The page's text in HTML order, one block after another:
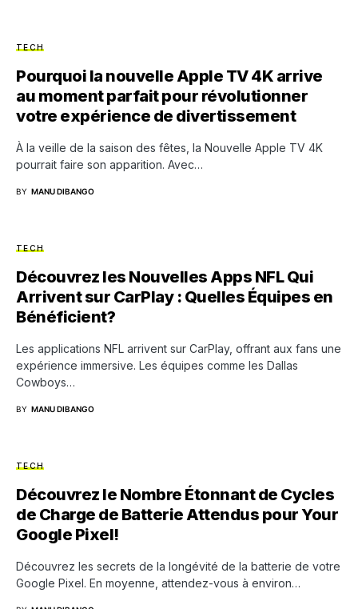
TECH
Pourquoi la nouvelle Apple TV 4K arrive
au moment parfait pour révolutionner
votre expérience de divertissement
À la veille de la saison des fêtes, la Nouvelle Apple TV 4K
pourrait faire son apparition. Avec…
BY MANU DIBANGO
TECH
Découvrez les Nouvelles Apps NFL Qui
Arrivent sur CarPlay : Quelles Équipes en
Bénéficient?
Les applications NFL arrivent sur CarPlay, offrant aux fans une
expérience immersive. Les équipes comme les Dallas
Cowboys…
BY MANU DIBANGO
TECH
Découvrez le Nombre Étonnant de Cycles
de Charge de Batterie Attendus pour Your
Google Pixel!
Découvrez les secrets de la longévité de la batterie de votre
Google Pixel. En moyenne, attendez-vous à environ…